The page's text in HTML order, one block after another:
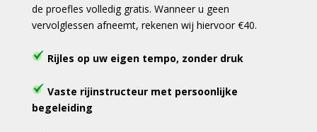
de proefles volledig gratis. Wanneer u geen
vervolglessen afneemt, rekenen wij hiervoor €40.
Rijles op uw eigen tempo, zonder druk
Vaste rijinstructeur met persoonlijke
begeleiding